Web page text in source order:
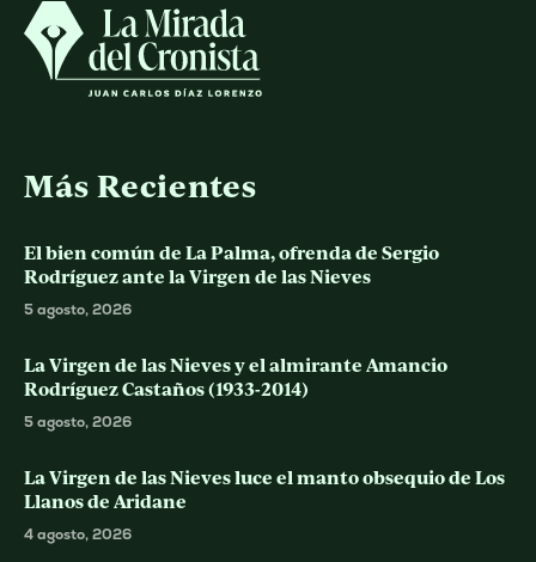
Más Recientes
El bien común de La Palma, ofrenda de Sergio
Rodríguez ante la Virgen de las Nieves
5 agosto, 2026
La Virgen de las Nieves y el almirante Amancio
Rodríguez Castaños (1933-2014)
5 agosto, 2026
La Virgen de las Nieves luce el manto obsequio de Los
Llanos de Aridane
4 agosto, 2026